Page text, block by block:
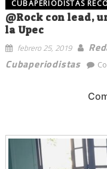
CUBAPERIODISTAS
@Rock con lead,
la Upec
febrero 25, 2019
Cubaperiodistas